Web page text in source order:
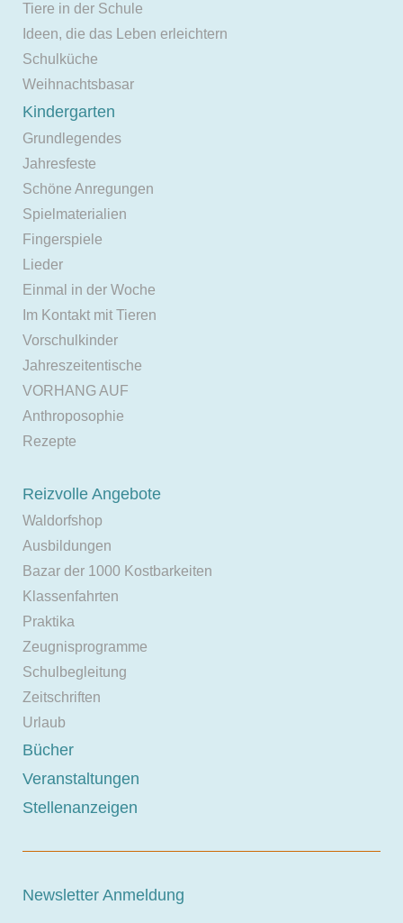
Tiere in der Schule
Ideen, die das Leben erleichtern
Schulküche
Weihnachtsbasar
Kindergarten
Grundlegendes
Jahresfeste
Schöne Anregungen
Spielmaterialien
Fingerspiele
Lieder
Einmal in der Woche
Im Kontakt mit Tieren
Vorschulkinder
Jahreszeitentische
VORHANG AUF
Anthroposophie
Rezepte
Reizvolle Angebote
Waldorfshop
Ausbildungen
Bazar der 1000 Kostbarkeiten
Klassenfahrten
Praktika
Zeugnisprogramme
Schulbegleitung
Zeitschriften
Urlaub
Bücher
Veranstaltungen
Stellenanzeigen
Newsletter Anmeldung